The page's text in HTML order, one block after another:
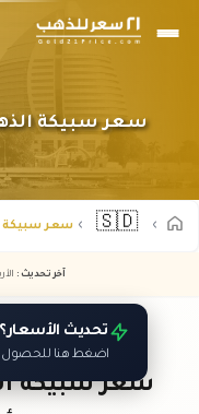
سعر سبيكة الذهب ١ جرام عيار ٢١ في
🇸🇩 سعر سبيكة الذهب 1 جرام
آخر تحديث :
تحديث الأسعار؟
اضغط هنا للحصول